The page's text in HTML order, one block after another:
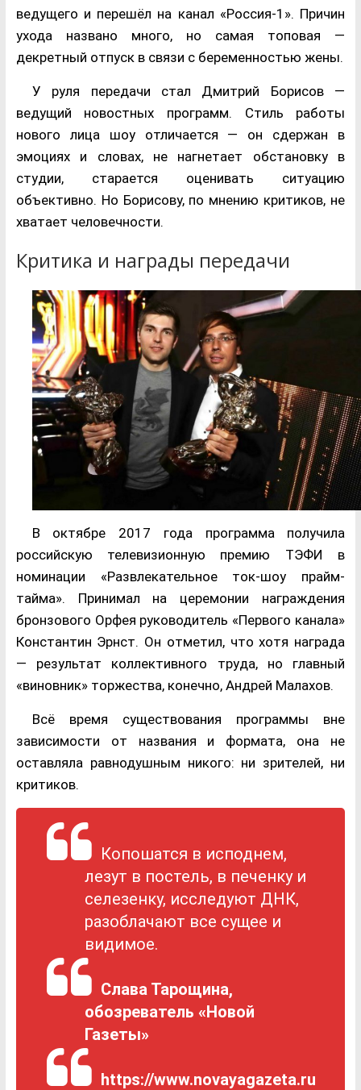
ведущего и перешёл на канал «Россия-1». Причин
ухода названо много, но самая топовая —
декретный отпуск в связи с беременностью жены.
У руля передачи стал Дмитрий Борисов —
ведущий новостных программ. Стиль работы
нового лица шоу отличается — он сдержан в
эмоциях и словах, не нагнетает обстановку в
студии, старается оценивать ситуацию
объективно. Но Борисову, по мнению критиков, не
хватает человечности.
Критика и награды передачи
В октябре 2017 года программа получила
российскую телевизионную премию ТЭФИ в
номинации «Развлекательное ток-шоу прайм-
тайма». Принимал на церемонии награждения
бронзового Орфея руководитель «Первого канала»
Константин Эрнст. Он отметил, что хотя награда
— результат коллективного труда, но главный
«виновник» торжества, конечно, Андрей Малахов.
Всё время существования программы вне
зависимости от названия и формата, она не
оставляла равнодушным никого: ни зрителей, ни
критиков.
Копошатся в исподнем,
лезут в постель, в печенку и
селезенку, исследуют ДНК,
разоблачают все сущее и
видимое.
Слава Тарощина,
обозреватель «Новой
Газеты»
https://www.novayagazeta.ru